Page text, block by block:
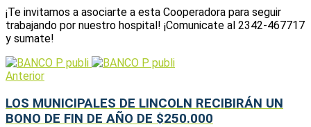
¡Te invitamos a asociarte a esta Cooperadora para seguir
trabajando por nuestro hospital! ¡Comunicate al 2342-467717
y sumate!
Anterior
LOS MUNICIPALES DE LINCOLN RECIBIRÁN UN
BONO DE FIN DE AÑO DE $250.000